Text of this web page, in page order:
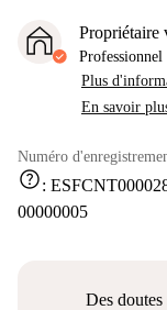
Professionnel
Plus
En savoir
Numéro
help:
00000005
Des doutes